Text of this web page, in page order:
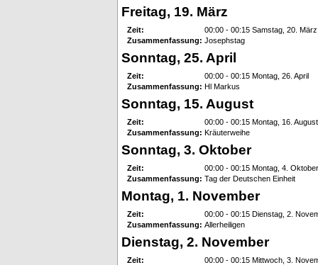
Freitag, 19. März
Zeit:
00:00 - 00:15 Samstag, 20. März
Zusammenfassung: Josephstag
Sonntag, 25. April
Zeit:
00:00 - 00:15 Montag, 26. April
Zusammenfassung: Hl Markus
Sonntag, 15. August
Zeit:
00:00 - 00:15 Montag, 16. August
Zusammenfassung: Kräuterweihe
Sonntag, 3. Oktober
Zeit:
00:00 - 00:15 Montag, 4. Oktober
Zusammenfassung: Tag der Deutschen Einheit
Montag, 1. November
Zeit:
00:00 - 00:15 Dienstag, 2.
Zusammenfassung: Allerheiligen
Dienstag, 2. November
Zeit:
00:00 - 00:15 Mittwoch, 3.